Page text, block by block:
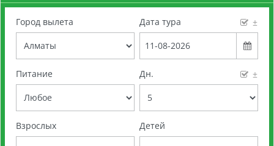
Город вылета Дата тура ±
Питание Дн. ±
Взрослых Детей